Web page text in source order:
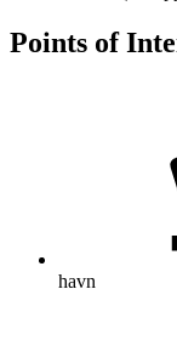
Points of
havn